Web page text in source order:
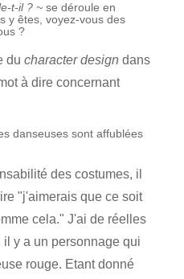
t-il ? ~ se déroule en
y êtes, voyez-vous des
?
du character design dans
à dire concernant
danseuses sont affublées
des costumes, il
"j'aimerais que ce soit
cela." J'ai de réelles
y a un personnage qui
rouge. Etant donné